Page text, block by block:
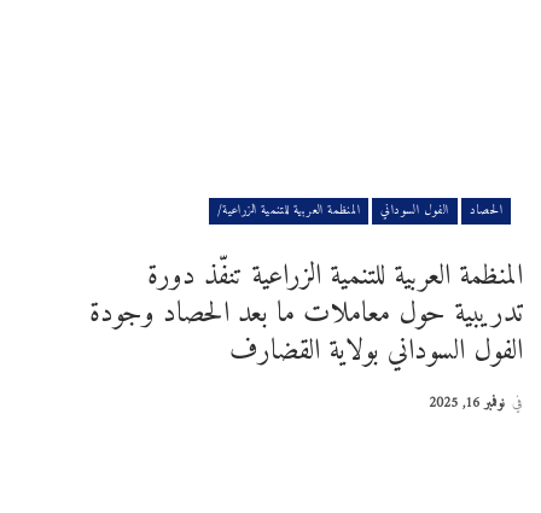
الحصاد الفول السوداني المنظمة العربية للتنمية الزراعية/
المنظمة العربية للتنمية الزراعية تنفّذ دورة
تدريبية حول معاملات ما بعد الحصاد وجودة
الفول السوداني بولاية القضارف
في نوفمبر 16, 2025